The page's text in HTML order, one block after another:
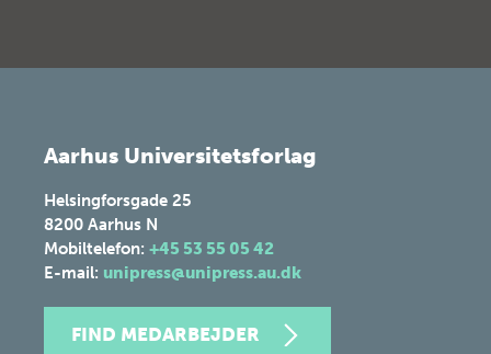
Aarhus Universitetsforlag
Helsingforsgade 25
8200 Aarhus N
Mobiltelefon: +45 53 55 05 42
E-mail: unipress@unipress.au.dk
FIND MEDARBEJDER